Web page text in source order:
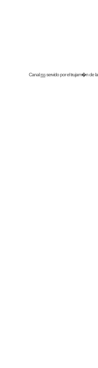
Canalrssservido por eltrujam�nde